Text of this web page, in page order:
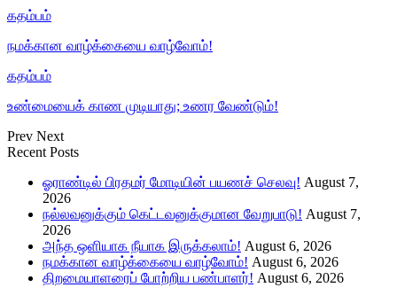
கதம்பம்
நமக்கான வாழ்க்கையை வாழ்வோம்!
கதம்பம்
உண்மையைக் காண முடியாது; உணர வேண்டும்!
Prev Next
Recent Posts
ஓராண்டில் பிரதமர் மோடியின் பயணச் செலவு! August 7,
2026
நல்லவனுக்கும் கெட்டவனுக்குமான வேறுபாடு! August 7,
2026
அந்த ஒளியாக நீயாக இருக்கலாம்! August 6, 2026
நமக்கான வாழ்க்கையை வாழ்வோம்! August 6, 2026
திறமையாளரைப் போற்றிய பண்பாளர்! August 6, 2026